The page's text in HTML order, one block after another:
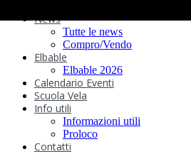
News
Tutte le news
Compro/Vendo
Elbable
Elbable 2026
Calendario Eventi
Scuola Vela
Info utili
Informazioni utili
Proloco
Contatti